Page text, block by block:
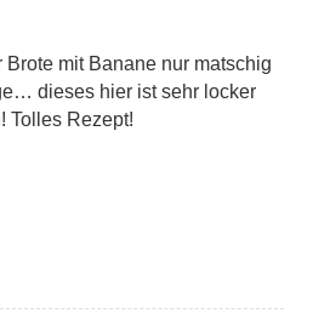
Brote mit Banane nur matschig
dieses hier ist sehr locker
Tolles Rezept!